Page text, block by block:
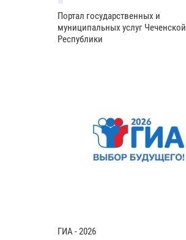
Портал государственных и
муниципальных услуг Чеченской
Республики
ГИА - 2026